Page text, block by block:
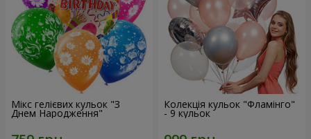
Мікс гелієвих кульок "З
Днем Народження"
Колекція кульок "Фламінго"
- 9 кульок